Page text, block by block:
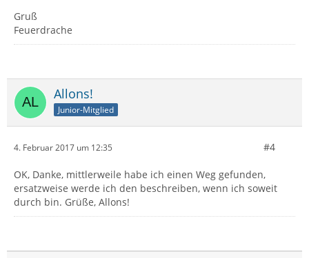
Gruß
Feuerdrache
Allons!
Junior-Mitglied
4. Februar 2017 um 12:35 #4
OK, Danke, mittlerweile habe ich einen Weg gefunden,
ersatzweise werde ich den beschreiben, wenn ich soweit
durch bin. Grüße, Allons!